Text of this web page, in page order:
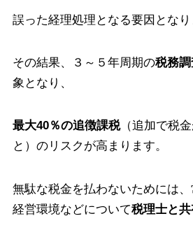
誤った経理処理となる要因となり
その結果、３～５年周期の税務
象となり、
最大40％の追徴課税（追加で税
と）のリスクが高まります。
無駄な税金を払わないためには
経営環境などについて税理士と共